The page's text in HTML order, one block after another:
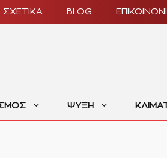
ΣΧΕΤΙΚΑ BLOG
ΨΥΞΗ